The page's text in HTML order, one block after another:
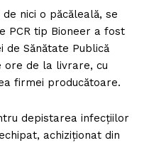
nici o păcăleală, se
PCR tip Bioneer a fost
Sănătate Publică
ore de la livrare, cu
firmei producătoare.
depistarea infecțiilor
achiziționat din